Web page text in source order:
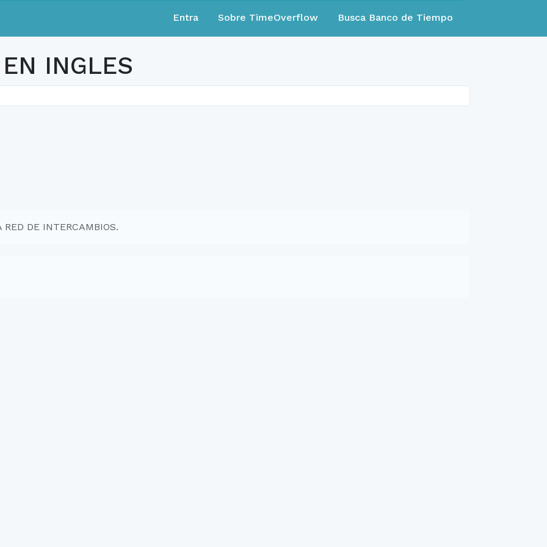
Entra Sobre TimeOverflow Busca Banco de Tiempo
INGLES
DE INTERCAMBIOS.